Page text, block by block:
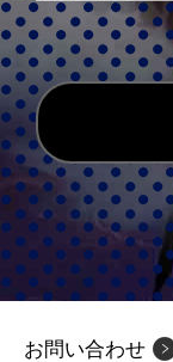
お問い合わせ